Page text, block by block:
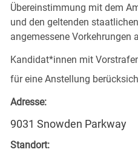
Übereinstimmung mit dem
und den geltenden
angemessene Vorkehrungen
Kandidat*innen mit
für eine Anstellung
Adresse:
9031 Snowden Parkway
Standort: